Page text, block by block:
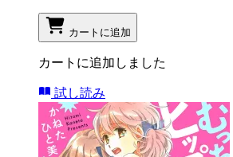
カートに追加
カートに追加しました
試し読み